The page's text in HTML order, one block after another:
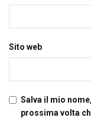
Sito web
Salva il mio
prossima volta